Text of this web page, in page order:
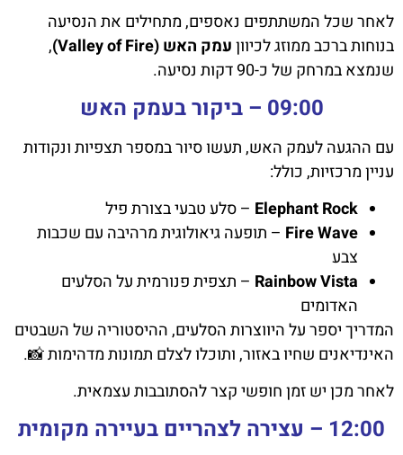
לאחר שכל המשתתפים נאספים, מתחילים את הנסיעה
בנוחות ברכב ממוזג לכיווןעמק האש (Valley of Fire)
,
שנמצא במרחק של כ-90 דקות נסיעה.
09:00 – ביקור בעמק האש
עם ההגעה לעמק האש, תעשו סיור במספר תצפיות ונקודות
עניין מרכזיות, כולל:
Elephant Rock – סלע טבעי בצורת פיל
Fire Wave – תופעה גיאולוגית מרהיבה עם שכבות
צבע
Rainbow Vista – תצפית פנורמית על הסלעים
האדומים
המדריך יספר על היווצרות הסלעים, ההיסטוריה של השבטים
האינדיאנים שחיו באזור, ותוכלו לצלם תמונות מדהימות 📸.
לאחר מכן יש זמן חופשי קצר להסתובבות עצמאית.
12:00 – עצירה לצהריים בעיירה מקומית